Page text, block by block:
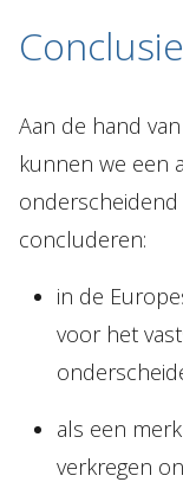
Conclusie
Aan de hand
kunnen we een
concluderen:
in de
voor het
als een
verkregen